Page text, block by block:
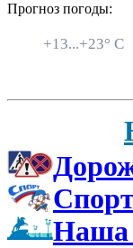
Прогноз погоды:
+13...+23° C
Наша